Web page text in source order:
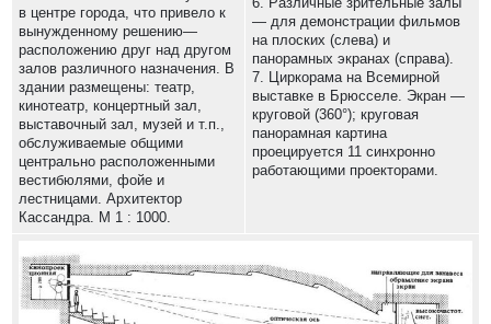
в центре города, что привело к
вынужденному решению—
расположению друг над другом
залов различного назначения. В
здании размещены: театр,
кинотеатр, концертный зал,
выставочный зал, музей и т.п.,
обслуживаемые общими
центрально расположенными
вестибюлями, фойе и
лестницами. Архитектор
Кассандра. М 1 : 1000.
— для демонстрации фильмов
на плоских (слева) и
панорамных экранах (справа).
7. Циркорама на Всемирной
выставке в Брюсселе. Экран —
круговой (360°); круговая
панорамная картина
проецируется 11 синхронно
работающими проекторами.